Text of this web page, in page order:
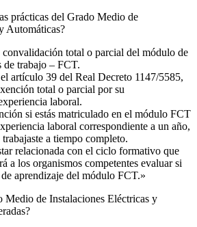
prácticas del Grado Medio de
Automáticas?​
convalidación total o parcial del módulo de
de trabajo – FCT.
artículo 39 del Real Decreto 1147/5585,
total o parcial por su
laboral.
si estás matriculado en el módulo FCT
laboral correspondiente a un año,
a tiempo completo.
relacionada con el ciclo formativo que
a los organismos competentes evaluar si
aprendizaje del módulo FCT.»
Medio de Instalaciones Eléctricas y